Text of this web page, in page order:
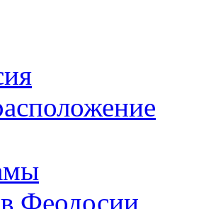
Феодосии